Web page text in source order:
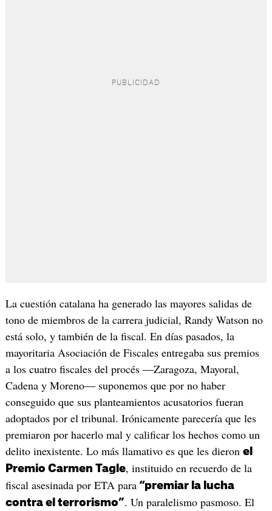
La cuestión catalana ha generado las mayores salidas de
tono de miembros de la carrera judicial, Randy Watson no
está solo, y también de la fiscal. En días pasados, la
mayoritaria Asociación de Fiscales entregaba sus premios
a los cuatro fiscales del procés ―Zaragoza, Mayoral,
Cadena y Moreno― suponemos que por no haber
conseguido que sus planteamientos acusatorios fueran
adoptados por el tribunal. Irónicamente parecería que les
premiaron por hacerlo mal y calificar los hechos como un
delito inexistente. Lo más llamativo es que les dieron el
Premio Carmen Tagle, instituido en recuerdo de la
fiscal asesinada por ETA para“premiar la lucha
contra el terrorismo”. Un paralelismo pasmoso. El